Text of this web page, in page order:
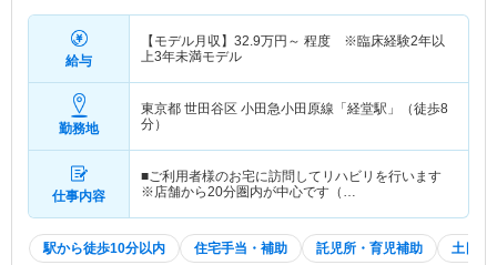
給与
【モデル月収】 32.9万円～ 程度 ※臨床経験2年以
上3年未満モデル
勤務地
東京都 世田谷区 小田急小田原線「経堂駅」（徒歩8
分）
仕事内容
■ご利用者様のお宅に訪問してリハビリを行います
※店舗から20分圏内が中心です（…
駅から徒歩10分以内 住宅手当・補助 託児所・育児補助 土日祝